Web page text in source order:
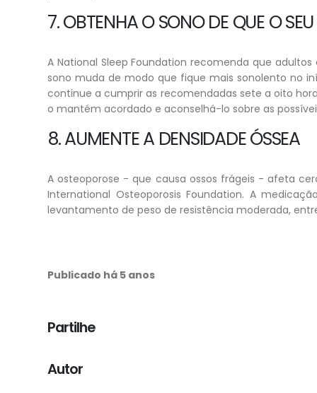
7. OBTENHA O SONO DE QUE O
A National Sleep Foundation recomenda que
sono muda de modo que fique mais sonolento no
continue a cumprir as recomendadas sete a oito
o mantém acordado e aconselhá-lo sobre as
8. AUMENTE A DENSIDADE ÓSSEA
A osteoporose - que causa ossos frágeis - afeta
International Osteoporosis Foundation. A
levantamento de peso de resistência moderada,
Publicado há 5 anos
Partilhe
Autor